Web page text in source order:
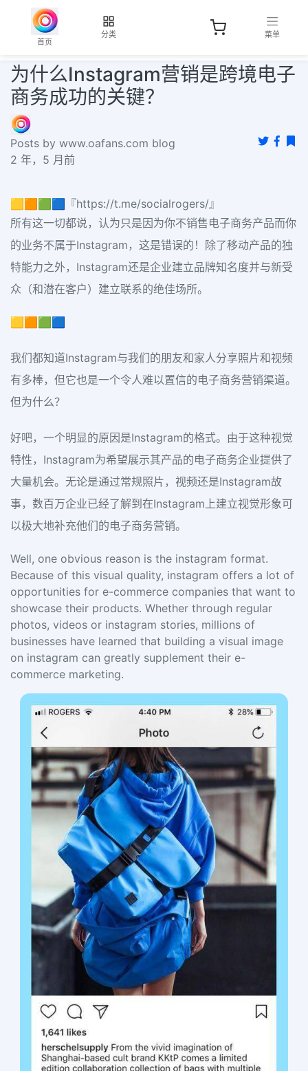
首页
分类 菜单
为什么Instagram营销是跨境电子
商务成功的关键？
Posts by www.oafans.com blog
2 年，5 月前
🟨🟧🟩🟦『https://t.me/socialrogers/』
所有这一切都说，认为只是因为你不销售电子商务产品而你
的业务不属于Instagram，这是错误的！除了移动产品的独
特能力之外，Instagram还是企业建立品牌知名度并与新受
众（和潜在客户）建立联系的绝佳场所。
🟨🟧🟩🟦
我们都知道Instagram与我们的朋友和家人分享照片和视频
有多棒，但它也是一个令人难以置信的电子商务营销渠道。
但为什么？
好吧，一个明显的原因是Instagram的格式。由于这种视觉
特性，Instagram为希望展示其产品的电子商务企业提供了
大量机会。无论是通过常规照片，视频还是Instagram故
事，数百万企业已经了解到在Instagram上建立视觉形象可
以极大地补充他们的电子商务营销。
Well, one obvious reason is the instagram format.
Because of this visual quality, instagram offers a lot of
opportunities for e-commerce companies that want to
showcase their products. Whether through regular
photos, videos or instagram stories, millions of
businesses have learned that building a visual image
on instagram can greatly supplement their e-
commerce marketing.